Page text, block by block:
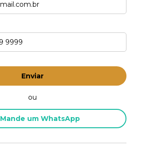
Enviar
ou
Mande um WhatsApp